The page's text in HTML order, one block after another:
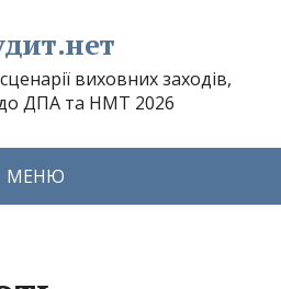
виховних заходів,
ДПА та НМТ 2026
МЕНЮ